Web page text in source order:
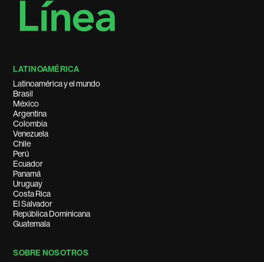
LATINOAMÉRICA
Latinoamérica y el mundo
Brasil
México
Argentina
Colombia
Venezuela
Chile
Perú
Ecuador
Panamá
Uruguay
Costa Rica
El Salvador
República Dominicana
Guatemala
SOBRE NOSOTROS